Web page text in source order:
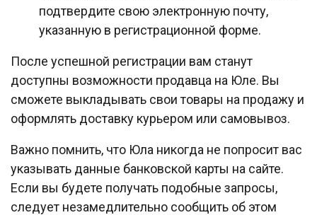
подтвердите свою электронную почту,
указанную в регистрационной форме.
После успешной регистрации вам станут
доступны возможности продавца на Юле. Вы
сможете выкладывать свои товары на продажу и
оформлять доставку курьером или самовывоз.
Важно помнить, что Юла никогда не попросит вас
указывать данные банковской карты на сайте.
Если вы будете получать подобные запросы,
следует незамедлительно сообщить об этом